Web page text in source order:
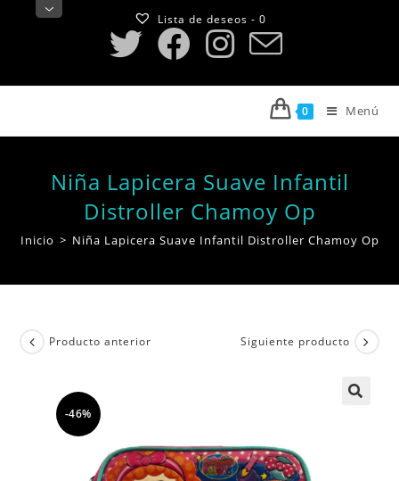
Lista de deseos - 0
0 Menú
Niña Lapicera Suave Infantil
Distroller Chamoy Op
Inicio > Niña Lapicera Suave Infantil Distroller Chamoy Op
-46%
Producto anterior Siguiente producto